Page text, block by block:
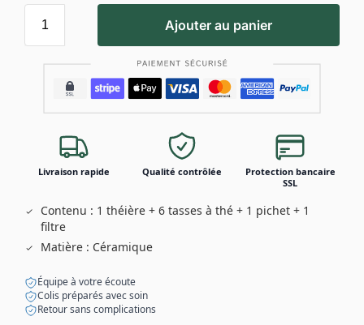
Ajouter au panier
Livraison rapide Qualité contrôlée
Protection bancaire
SSL
Contenu : 1 théière + 6 tasses à thé + 1 pichet + 1
filtre
Matière : Céramique
Équipe à votre écoute
Colis préparés avec soin
Retour sans complications